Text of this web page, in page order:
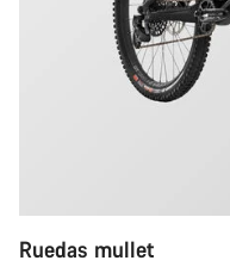
Ruedas mullet
¿Necesitas ayuda?